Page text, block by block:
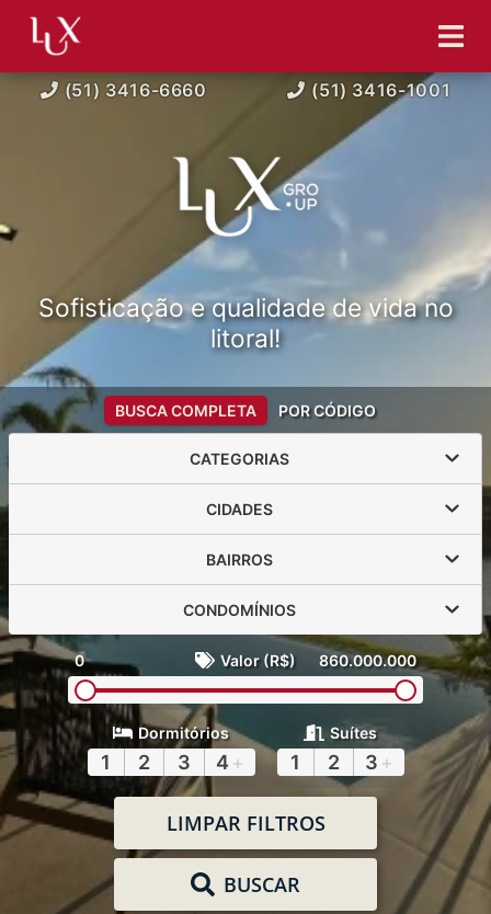
(51) 3416-6660 (51) 3416-1001
Sofisticação e qualidade de vida no
litoral!
BUSCA COMPLETA POR CÓDIGO
CATEGORIAS
CIDADES
BAIRROS
CONDOMÍNIOS
0 Valor (R$) 860.000.000
Dormitórios
1 2 3 4 +
Suítes
1 2 3 +
LIMPAR FILTROS
BUSCAR